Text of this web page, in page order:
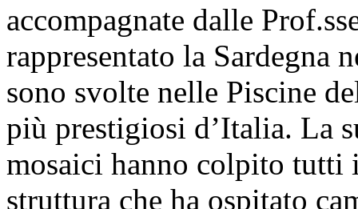
accompagnate dalle
rappresentato la Sardegna
sono svolte nelle Piscine
più prestigiosi d’Italia. La
mosaici hanno colpito tutti
struttura che ha ospitato